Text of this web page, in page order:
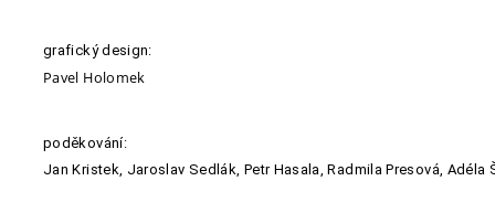
grafický design:
Pavel Holomek
poděkování:
Jan Kristek, Jaroslav Sedlák, Petr Hasala, Radmila Presová, Adéla